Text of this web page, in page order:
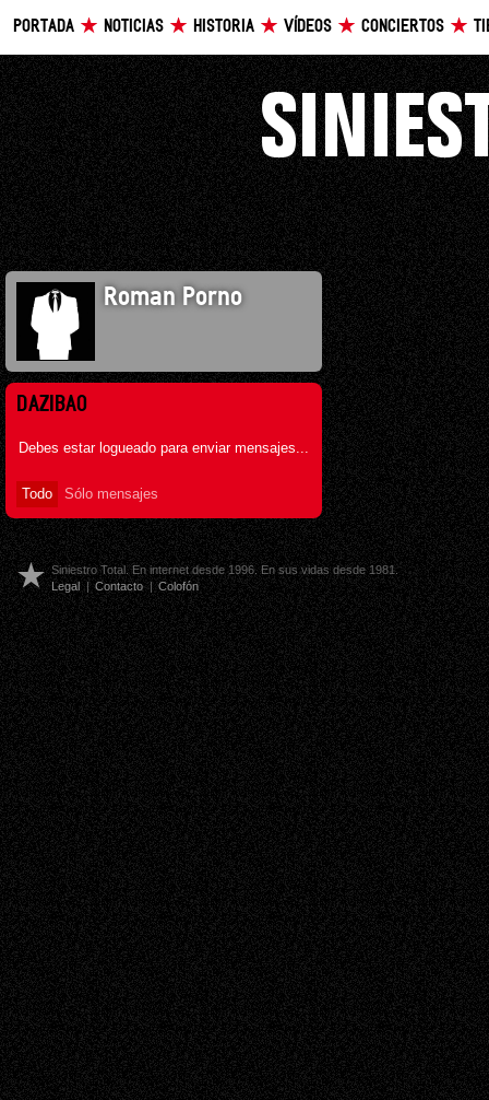
PORTADA NOTICIAS HISTORIA VÍDEOS CONCIERTOS
Roman Porno
DAZIBAO
Debes estar logueado para enviar mensajes...
Todo Sólo mensajes
Siniestro Total. En internet desde 1996. En sus vidas desde 1981.
Legal | Contacto | Colofón